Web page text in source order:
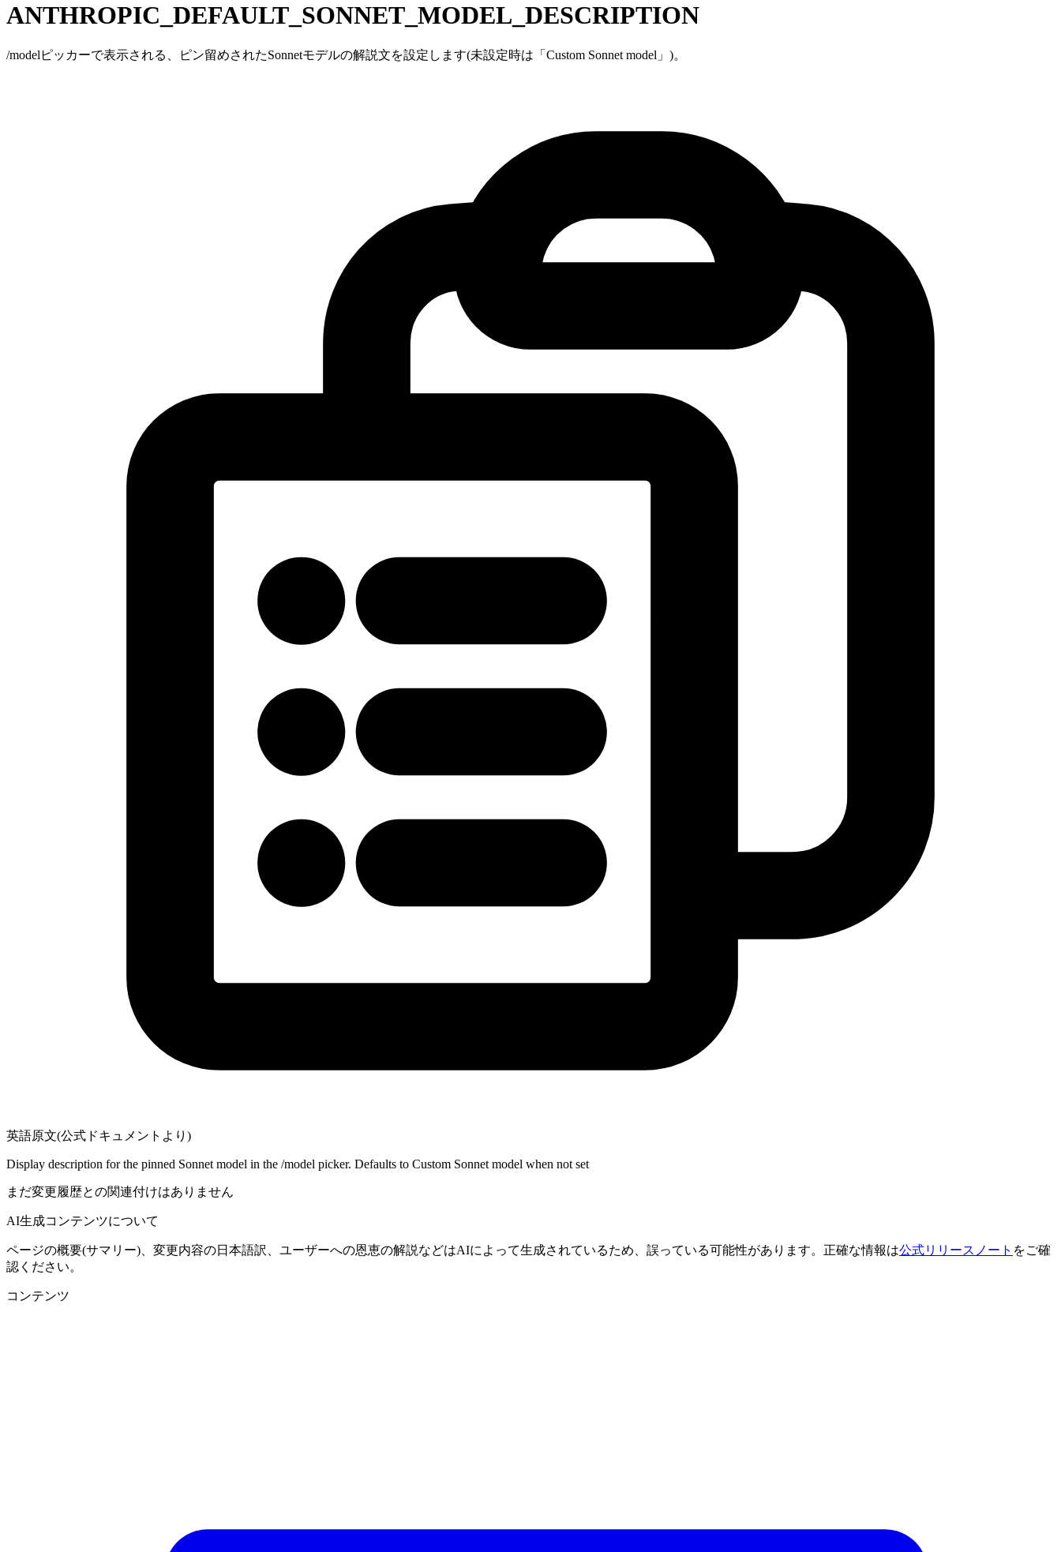
ANTHROPIC_DEFAULT_SONNET_MODEL_DESCRIPTION
/modelピッカーで表示される、ピン留めされたSonnetモデルの解説文を設定します(未設定時は「Custom Sonnet model」)。
英語原文(公式ドキュメントより)
Display description for the pinned Sonnet model in the /model picker. Defaults to Custom Sonnet model when not set
まだ変更履歴との関連付けはありません
AI生成コンテンツについて
ページの概要(サマリー)、変更内容の日本語訳、ユーザーへの恩恵の解説などはAIによって生成されているため、誤っている可能性があります。正確な情報は公式リリースノート をご確
認ください。
コンテンツ